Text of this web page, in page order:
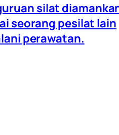
silat
seorang pesilat lain
perawatan.